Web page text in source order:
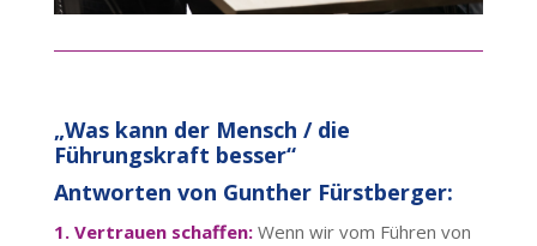
„Was kann der Mensch / die
Führungskraft besser“
Antworten von Gunther Fürstberger:
1. Vertrauen schaffen:Wenn wir vom Führen von